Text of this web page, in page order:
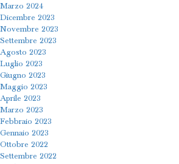
Marzo 2024
Dicembre 2023
Novembre 2023
Settembre 2023
Agosto 2023
Luglio 2023
Giugno 2023
Maggio 2023
Aprile 2023
Marzo 2023
Febbraio 2023
Gennaio 2023
Ottobre 2022
Settembre 2022